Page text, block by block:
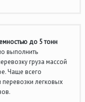
до 5 тонн
выполнить
груза массой
Чаще всего
легковых